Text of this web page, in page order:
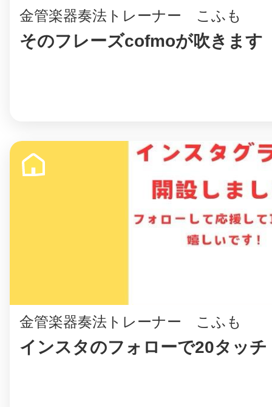
金管楽器奏法トレーナー こふも
そのフレーズcofmoが吹きます
金管楽器奏法トレーナー こふも
インスタのフォローで20タッチ
渋谷区
八女
日立